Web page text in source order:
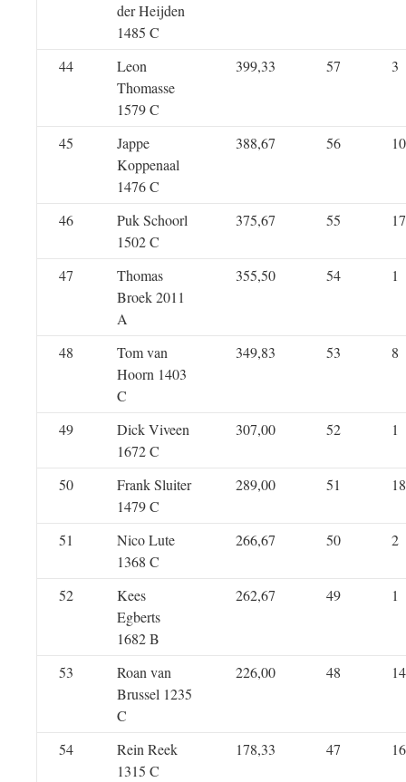
der Heijden
1485 C
44
Leon
Thomasse
1579 C
399,33 57 3
45
Jappe
Koppenaal
1476 C
388,67 56 10
46
Puk Schoorl
1502 C
375,67 55 17
47
Thomas
Broek 2011
A
355,50 54 1
48
Tom van
Hoorn 1403
C
349,83 53 8
49
Dick Viveen
1672 C
307,00 52 1
50
Frank Sluiter
1479 C
289,00 51 18
51
Nico Lute
1368 C
266,67 50 2
52
Kees
Egberts
1682 B
262,67 49 1
53
Roan van
Brussel 1235
C
226,00 48 14
54
Rein Reek
1315 C
178,33 47 16